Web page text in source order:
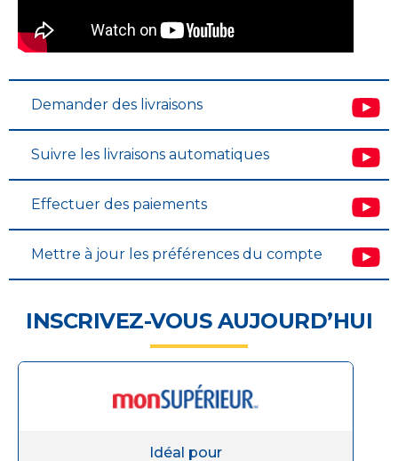
Demander des livraisons
Suivre les livraisons automatiques
Effectuer des paiements
Mettre à jour les préférences du compte
INSCRIVEZ-VOUS AUJOURD’HUI
Idéal pour